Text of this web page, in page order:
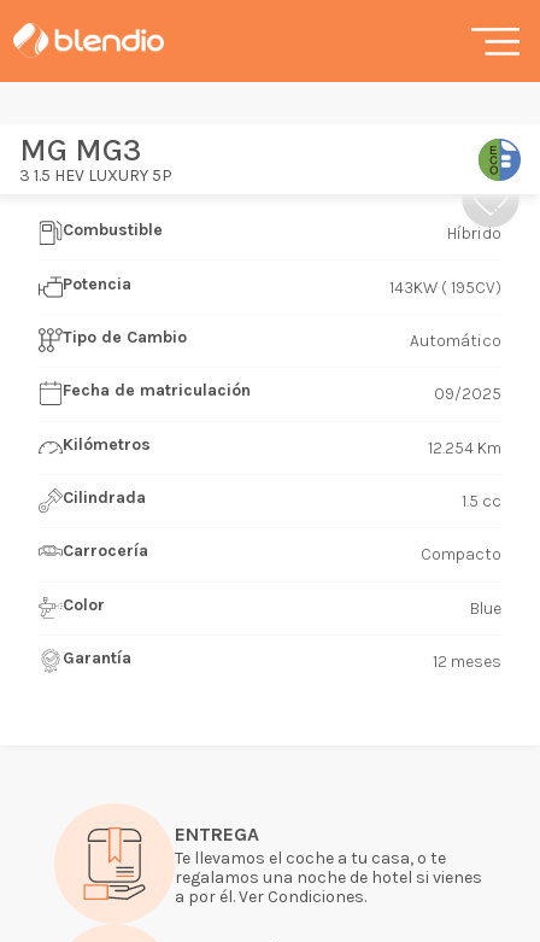
MG MG3
3 1.5 HEV LUXURY 5P
ENTREGA
Te llevamos el coche a tu casa, o te
regalamos una noche de hotel si vienes
a por él. Ver Condiciones.
Combustible Híbrido
Potencia 143KW ( 195CV)
Tipo de Cambio Automático
Fecha de matriculación 09/2025
Kilómetros 12.254 Km
Cilindrada 1.5 cc
Carrocería Compacto
Color Blue
Garantía 12 meses